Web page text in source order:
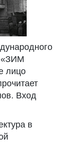
«ЗИМ
лицо
Вход
в